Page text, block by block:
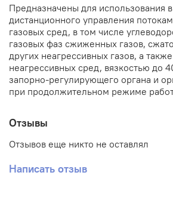
Предназначены для использования
дистанционного управления
газовых сред, в том числе
газовых фаз сжиженных газов,
других неагрессивных газов, а
неагрессивных сред, вязкостью до
запорно-регулирующего органа и
при продолжительном режиме
Отзывы
Отзывов еще никто не оставлял
Написать отзыв